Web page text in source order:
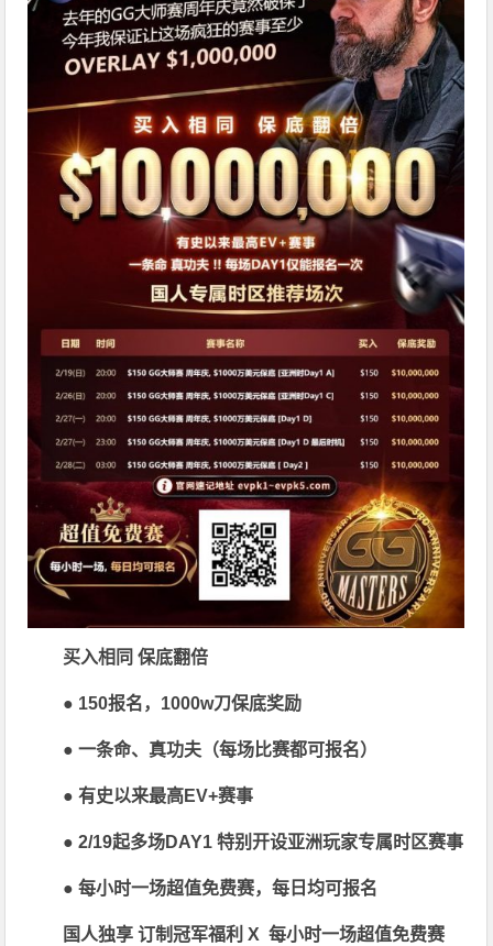
买入相同 保底翻倍
● 150报名，1000w刀保底奖励
● 一条命、真功夫（每场比赛都可报名）
● 有史以来最高EV+赛事
● 2/19起多场DAY1 特别开设亚洲玩家专属时区赛事
● 每小时一场超值免费赛，每日均可报名
国人独享 订制冠军福利X每小时一场超值免费赛